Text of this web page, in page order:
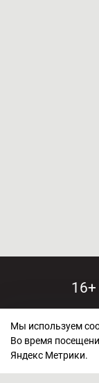
16+
Мы используем
Во время
Яндекс Метрики.